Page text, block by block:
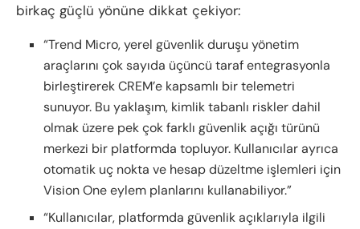
birkaç güçlü yönüne dikkat çekiyor:
“Trend Micro, yerel güvenlik duruşu yönetim
araçlarını çok sayıda üçüncü taraf entegrasyonla
birleştirerek CREM’e kapsamlı bir telemetri
sunuyor. Bu yaklaşım, kimlik tabanlı riskler dahil
olmak üzere pek çok farklı güvenlik açığı türünü
merkezi bir platformda topluyor. Kullanıcılar ayrıca
otomatik uç nokta ve hesap düzeltme işlemleri için
Vision One eylem planlarını kullanabiliyor.”
“Kullanıcılar, platformda güvenlik açıklarıyla ilgili